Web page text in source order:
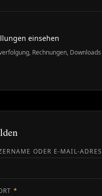
einsehen
Rechnungen,
ODER E-MAIL-
*